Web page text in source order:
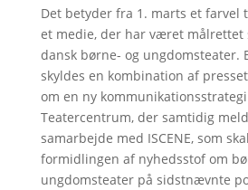
Det betyder fra 1. marts et farvel
et medie, der har været målrettet
dansk børne- og ungdomsteater.
skyldes en kombination af
om en ny
Teatercentrum, der samtidig
samarbejde med ISCENE, som
formidlingen af nyhedsstof om
ungdomsteater på sidstnævnte